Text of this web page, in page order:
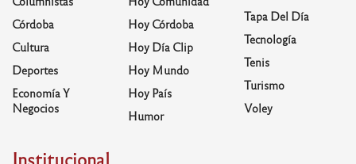
Córdoba
Cultura
Deportes
Economía Y
Negocios
Hoy Córdoba
Hoy Día Clip
Hoy Mundo
Hoy País
Humor
Tapa Del Día
Tecnología
Tenis
Turismo
Voley
Institucional